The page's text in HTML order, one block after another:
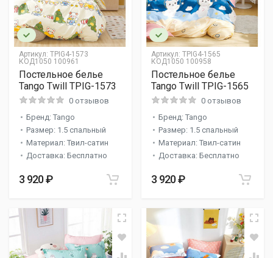
Артикул: TPIG4-1573
КОД1050 100961
Постельное белье
Tango Twill TPIG-1573
0 отзывов
Бренд: Tango
Размер: 1.5 спальный
Материал: Твил-сатин
Доставка: Бесплатно
3 920 ₽
Артикул: TPIG4-1565
КОД1050 100958
Постельное белье
Tango Twill TPIG-1565
0 отзывов
Бренд: Tango
Размер: 1.5 спальный
Материал: Твил-сатин
Доставка: Бесплатно
3 920 ₽